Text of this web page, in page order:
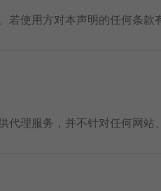
若使用方对本声明的任何条款
代理服务，并不针对任何网站